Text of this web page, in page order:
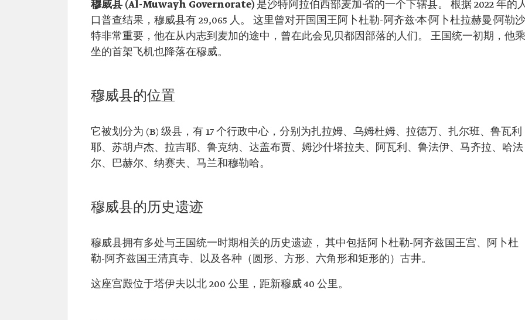
穆威县 (Al-Muwayh Governorate) 是沙特阿拉伯西部麦加·省的一个下辖县。 根据 2022 年的
口普查结果，穆威县有 29,065 人。 这里曾对开国国王阿卜杜勒-阿齐兹·本·阿卜杜拉赫曼·阿勒沙
特非常重要，他在从内志到麦加的途中，曾在此会见贝都因部落的人们。 王国统一初期，他乘
坐的首架飞机也降落在穆威。
穆威县的位置
它被划分为 (B) 级县，有 17 个行政中心，分别为扎拉姆、乌姆杜姆、拉德万、扎尔班、鲁瓦利
耶、苏胡卢杰、拉吉耶、鲁克纳、达盖布贾、姆沙什塔拉夫、阿瓦利、鲁法伊、马齐拉、哈法
尔、巴赫尔、纳赛夫、马兰和穆勒哈。
穆威县的历史遗迹
穆威县拥有多处与王国统一时期相关的历史遗迹， 其中包括阿卜杜勒-阿齐兹国王宫、阿卜杜
勒-阿齐兹国王清真寺、以及各种（圆形、方形、六角形和矩形的）古井。
这座宫殿位于塔伊夫以北 200 公里，距新穆威 40 公里。